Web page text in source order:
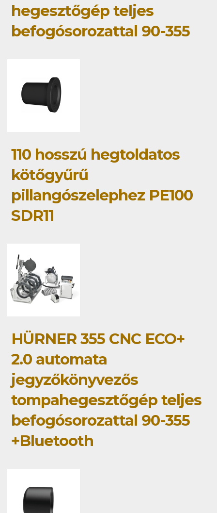
hegesztőgép teljes
befogósorozattal 90-355
110 hosszú hegtoldatos
kötőgyűrű
pillangószelephez PE100
SDR11
HÜRNER 355 CNC ECO+
2.0 automata
jegyzőkönyvezős
tompahegesztőgép teljes
befogósorozattal 90-355
+Bluetooth